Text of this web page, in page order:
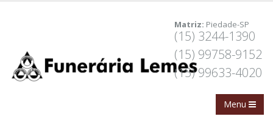
Matriz: Piedade-SP
(15) 3244-1390
(15) 99758-9152
(15) 99633-4020